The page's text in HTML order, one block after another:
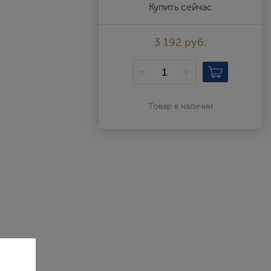
ВыйтиКупить сейчас
3 192 руб.
Товар в наличии